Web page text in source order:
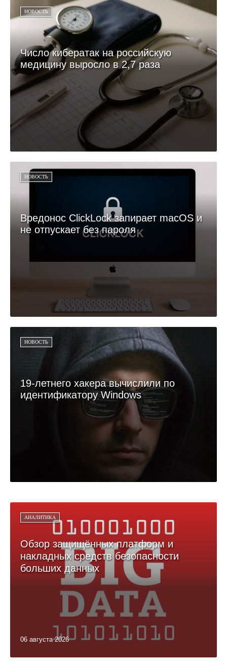
НОВОСТЬ
Число кибератак на российскую
медицину выросло в 2,7 раза
НОВОСТЬ
Вредонос ClickLock запирает macOS и
не отпускает без пароля
НОВОСТЬ
19-летнего хакера вычислили по
идентификатору Windows
АНАЛИТИКА
Обзор защищённых платформ и
накладных средств безопасности
больших данных
06 августа 2026